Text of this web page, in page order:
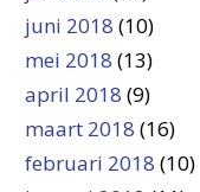
juni 2018 (10)
mei 2018 (13)
april 2018 (9)
maart 2018 (16)
februari 2018 (10)